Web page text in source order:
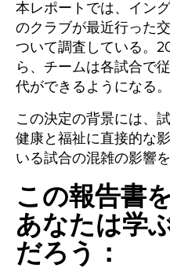
本レポートでは、イン
のクラブが最近行った
ついて調査している。
ら、チームは各試合で
代ができるようになる。
この決定の背景には、
健康と福祉に直接的な
いる試合の混雑の影響
この報告書
あなたは学
だろう：